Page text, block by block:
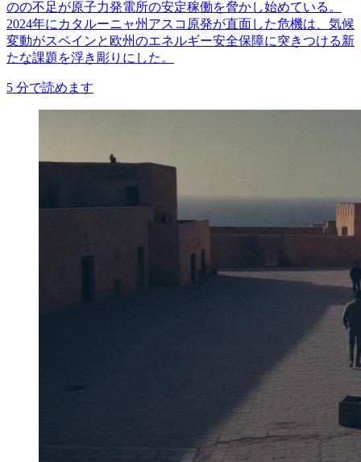
のの不足が原子力発電所の安定稼働を脅かし始めている。
2024年にカタルーニャ州アスコ原発が直面した危機は、気候
変動がスペインと欧州のエネルギー安全保障に突きつける新
たな課題を浮き彫りにした。
5 分で読めます